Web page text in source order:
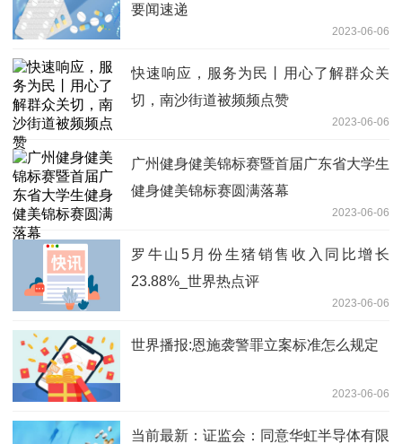
要闻速递
2023-06-06
快速响应，服务为民丨用心了解群众关
切，南沙街道被频频点赞
2023-06-06
广州健身健美锦标赛暨首届广东省大学生
健身健美锦标赛圆满落幕
2023-06-06
罗牛山5月份生猪销售收入同比增长
23.88%_世界热点评
2023-06-06
世界播报:恩施袭警罪立案标准怎么规定
2023-06-06
当前最新：证监会：同意华虹半导体有限